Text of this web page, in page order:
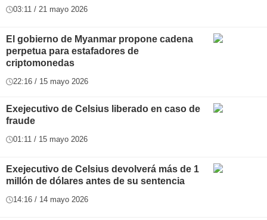
03:11 / 21 mayo 2026
El gobierno de Myanmar propone cadena
perpetua para estafadores de
criptomonedas
22:16 / 15 mayo 2026
Exejecutivo de Celsius liberado en caso de
fraude
01:11 / 15 mayo 2026
Exejecutivo de Celsius devolverá más de 1
millón de dólares antes de su sentencia
14:16 / 14 mayo 2026